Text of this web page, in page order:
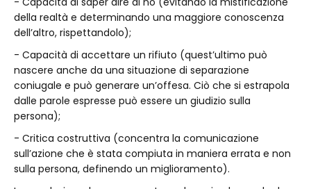
della realtà e determinando una maggiore conoscenza
dell’altro, rispettandolo);
- Capacità di accettare un rifiuto (quest’ultimo può
nascere anche da una situazione di separazione
coniugale e può generare un’offesa. Ciò che si estrapola
dalle parole espresse può essere un giudizio sulla
persona);
- Critica costruttiva (concentra la comunicazione
sull’azione che è stata compiuta in maniera errata e non
sulla persona, definendo un miglioramento).